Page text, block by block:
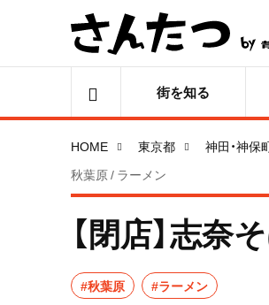
街を知る
HOME 東京都 神田・神保
秋葉原 / ラーメン
【閉店】志奈
#秋葉原 #ラーメン